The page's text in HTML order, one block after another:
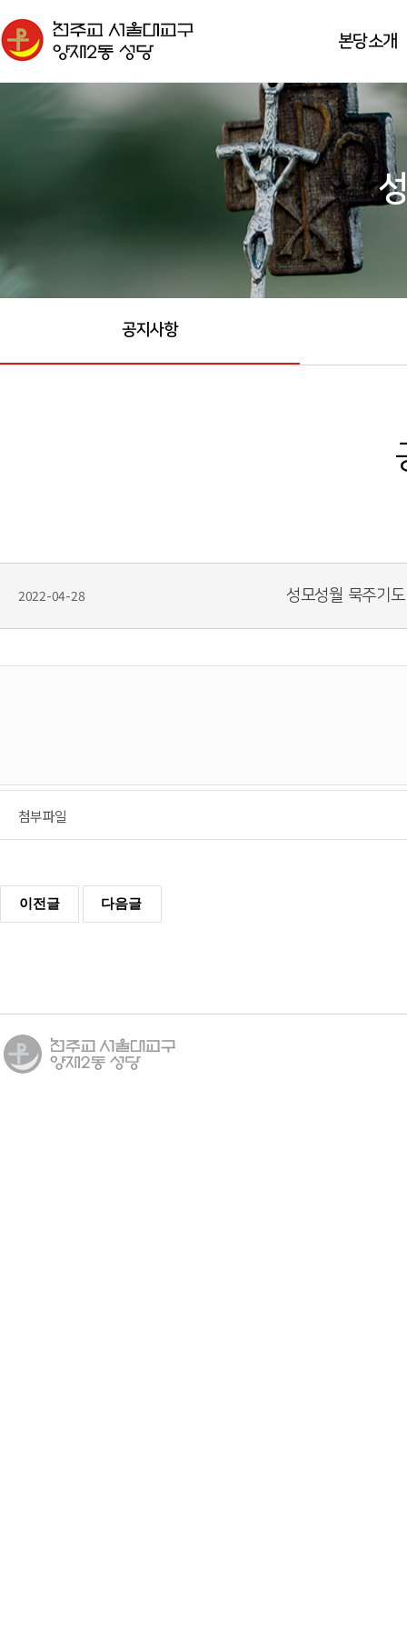
본당소개
공지사항
2022-04-28 성모성월 묵주기
첨부파일
이전글 다음글